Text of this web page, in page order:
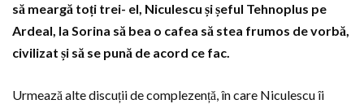
să meargă toți trei- el, Niculescu și șeful Tehnoplus pe
Ardeal, la Sorina să bea o cafea să stea frumos de vorbă,
civilizat și să se pună de acord ce fac.
Urmează alte discuții de complezență, în care Niculescu îi